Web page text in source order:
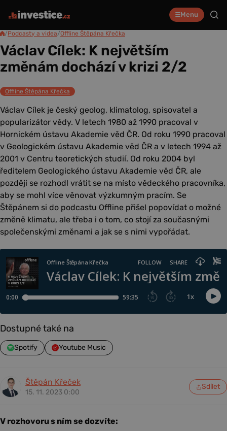
Menu
/Podcasty a videa/Offline Štěpána Křečka
Václav Cílek: K největším
změnám dochází v krizi 2/2
Offline Štěpána Křečka
Václav Cílek je český geolog, klimatolog, spisovatel a
popularizátor vědy. V letech 1980 až 1990 pracoval v
Hornickém ústavu Akademie věd ČR. Od roku 1990 pracoval
v Geologickém ústavu Akademie věd ČR a v letech 1994 až
2001 v Centru teoretických studií. Od roku 2004 byl
ředitelem Geologického ústavu Akademie věd ČR, ale
později se rozhodl vrátit se na místo vědeckého pracovníka,
aby se mohl více věnovat výzkumným pracím. Se
Štěpánem si do podcastu Offline přišel popovídat o možné
změně klimatu, ale třeba i o tom, co stojí za současnými
společenskými změnami a jak se s nimi vypořádat.
Dostupné také na
Spotify Youtube Music
Štěpán Křeček
15. 11. 2023 0:00
Sdílet
V rozhovoru s ním se dozvíte: